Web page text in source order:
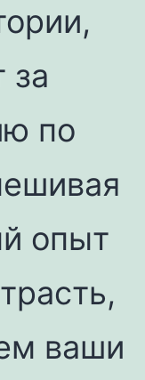
за
по
опыт
ваши